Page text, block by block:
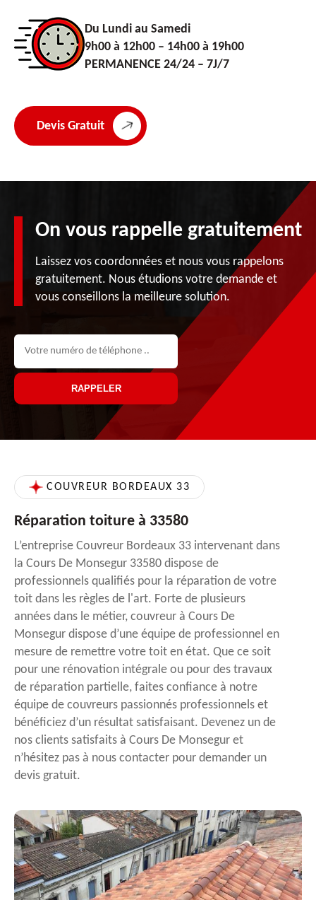
Du Lundi au Samedi
9h00 à 12h00 – 14h00 à 19h00
PERMANENCE 24/24 – 7J/7
Devis Gratuit
On vous rappelle gratuitement
Laissez vos coordonnées et nous vous rappelons
gratuitement. Nous étudions votre demande et
vous conseillons la meilleure solution.
COUVREUR BORDEAUX 33
Réparation toiture à 33580
L’entreprise Couvreur Bordeaux 33 intervenant dans
la Cours De Monsegur 33580 dispose de
professionnels qualifiés pour la réparation de votre
toit dans les règles de l'art. Forte de plusieurs
années dans le métier, couvreur à Cours De
Monsegur dispose d’une équipe de professionnel en
mesure de remettre votre toit en état. Que ce soit
pour une rénovation intégrale ou pour des travaux
de réparation partielle, faites confiance à notre
équipe de couvreurs passionnés professionnels et
bénéficiez d’un résultat satisfaisant. Devenez un de
nos clients satisfaits à Cours De Monsegur et
n’hésitez pas à nous contacter pour demander un
devis gratuit.